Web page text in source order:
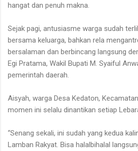
hangat dan penuh makna.
Sejak pagi, antusiasme warga sudah
bersama keluarga, bahkan rela
bersalaman dan berbincang langsung
Egi Pratama, Wakil Bupati M. Syaiful
pemerintah daerah.
Aisyah, warga Desa Kedaton,
momen ini selalu dinantikan setiap
“Senang sekali, ini sudah yang kedua
Lamban Rakyat. Bisa halalbihalal